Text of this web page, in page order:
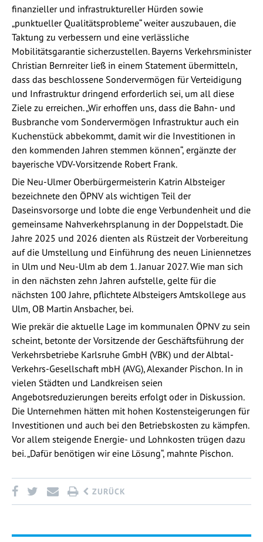
finanzieller und infrastruktureller Hürden sowie
„punktueller Qualitätsprobleme“ weiter auszubauen, die
Taktung zu verbessern und eine verlässliche
Mobilitätsgarantie sicherzustellen. Bayerns Verkehrsminister
Christian Bernreiter ließ in einem Statement übermitteln,
dass das beschlossene Sondervermögen für Verteidigung
und Infrastruktur dringend erforderlich sei, um all diese
Ziele zu erreichen. „Wir erhoffen uns, dass die Bahn- und
Busbranche vom Sondervermögen Infrastruktur auch ein
Kuchenstück abbekommt, damit wir die Investitionen in
den kommenden Jahren stemmen können“, ergänzte der
bayerische VDV-Vorsitzende Robert Frank.
Die Neu-Ulmer Oberbürgermeisterin Katrin Albsteiger
bezeichnete den ÖPNV als wichtigen Teil der
Daseinsvorsorge und lobte die enge Verbundenheit und die
gemeinsame Nahverkehrsplanung in der Doppelstadt. Die
Jahre 2025 und 2026 dienten als Rüstzeit der Vorbereitung
auf die Umstellung und Einführung des neuen Liniennetzes
in Ulm und Neu-Ulm ab dem 1. Januar 2027. Wie man sich
in den nächsten zehn Jahren aufstelle, gelte für die
nächsten 100 Jahre, pflichtete Albsteigers Amtskollege aus
Ulm, OB Martin Ansbacher, bei.
Wie prekär die aktuelle Lage im kommunalen ÖPNV zu sein
scheint, betonte der Vorsitzende der Geschäftsführung der
Verkehrsbetriebe Karlsruhe GmbH (VBK) und der Albtal-
Verkehrs-Gesellschaft mbH (AVG), Alexander Pischon. In in
vielen Städten und Landkreisen seien
Angebotsreduzierungen bereits erfolgt oder in Diskussion.
Die Unternehmen hätten mit hohen Kostensteigerungen für
Investitionen und auch bei den Betriebskosten zu kämpfen.
Vor allem steigende Energie- und Lohnkosten trügen dazu
bei. „Dafür benötigen wir eine Lösung“, mahnte Pischon.
ZURÜCK